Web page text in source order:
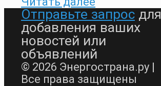
Отправьте запрос для
добавления ваших
новостей или
объявлений
© 2026 Энергострана.ру |
Все права защищены